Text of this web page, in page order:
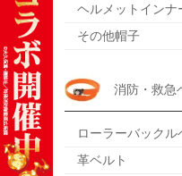
ヘルメットインナ
その他帽子
消防・救急
ローラーバックル
革ベルト